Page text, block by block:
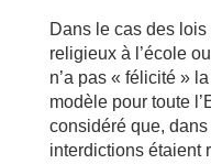
Dans le cas des
religieux à l’école
n’a pas « félicité »
modèle pour toute
considéré que,
interdictions étaient